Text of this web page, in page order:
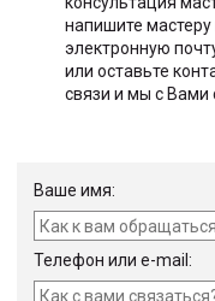
напишите мастеру
электронную
или оставьте
связи и мы с Вами
Ваше имя:
Телефон или e-mail: